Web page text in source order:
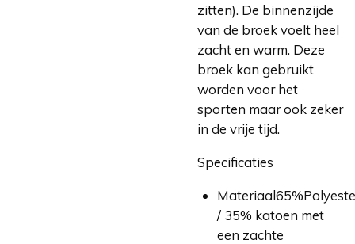
zitten). De binnenzijde
van de broek voelt heel
zacht en warm. Deze
broek kan gebruikt
worden voor het
sporten maar ook zeker
in de vrije tijd.
Specificaties
Materiaal
/ 35% katoen met
een zachte